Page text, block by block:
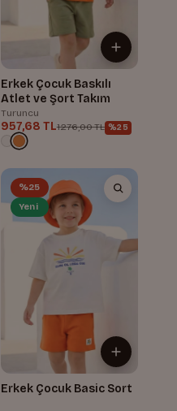
Erkek Çocuk Baskılı
Atlet ve Şort Takım
Turuncu
957,68 TL1.276,00 TL %25
%25
Yeni
Erkek Çocuk Basic Sort